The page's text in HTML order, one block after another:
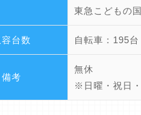
東急こどもの
容台数 自転車：195台
備考
無休
※日曜・祝日